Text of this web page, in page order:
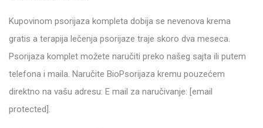
Kupovinom psorijaza kompleta dobija se nevenova krema
gratis a terapija lečenja psorijaze traje skoro dva meseca.
Psorijaza komplet možete naručiti preko našeg sajta ili putem
telefona i maila. Naručite BioPsorijaza kremu pouzećem
direktno na vašu adresu: E mail za naručivanje: [email
protected].